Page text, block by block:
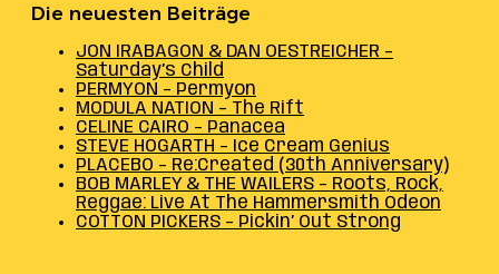
Die neuesten Beiträge
JON IRABAGON & DAN OESTREICHER –
Saturday’s Child
PERMYON – Permyon
MODULA NATION – The Rift
CELINE CAIRO – Panacea
STEVE HOGARTH – Ice Cream Genius
PLACEBO – Re:Created (30th Anniversary)
BOB MARLEY & THE WAILERS – Roots, Rock,
Reggae: Live At The Hammersmith Odeon
COTTON PICKERS – Pickin’ Out Strong